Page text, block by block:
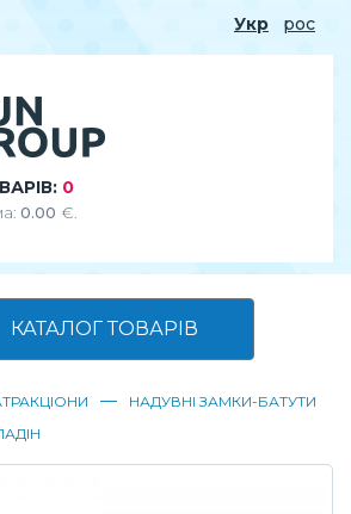
Укр рос
0
0.00 €.
КАТАЛОГ ТОВАРІВ
— НАДУВНІ ЗАМКИ-БАТУТИ